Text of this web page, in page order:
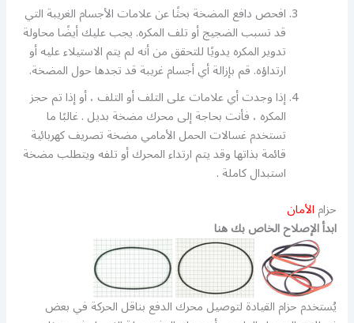
افحص دافع المضخة بحثًا عن علامات الأجسام الغريبة التي
قد تسبب الضجيج أو تلف المكره. يجب عليك أيضًا محاولة
تدوير المكره يدويًا للتحقق من أنه لم يتم الاستيلاء عليه أو
ارتداؤه. قم بإزالة أي أجسام غريبة قد تجدها حول المضخة.
إذا وجدت أي علامات على التلف أو التلف ، أو إذا تم حجز
المكره ، فأنت بحاجة إلى محرك مضخة بديل . غالبًا ما
تستخدم غسالات الحمل الأمامي مضخة تصريف كهربائية
قائمة بذاتها وقد يتم ارتداء المحرك أو تلفه ويتطلب مضخة
استبدال كاملة .
حزامالأمان
ابدأ الإصلاح الخاص بك هنا
يُستخدم حزام القيادة لتوصيل محرك الدفع بناقل الحركة في بعض